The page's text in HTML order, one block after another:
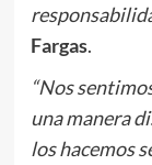
Fargas.
“Nos
una manera
los hacemos